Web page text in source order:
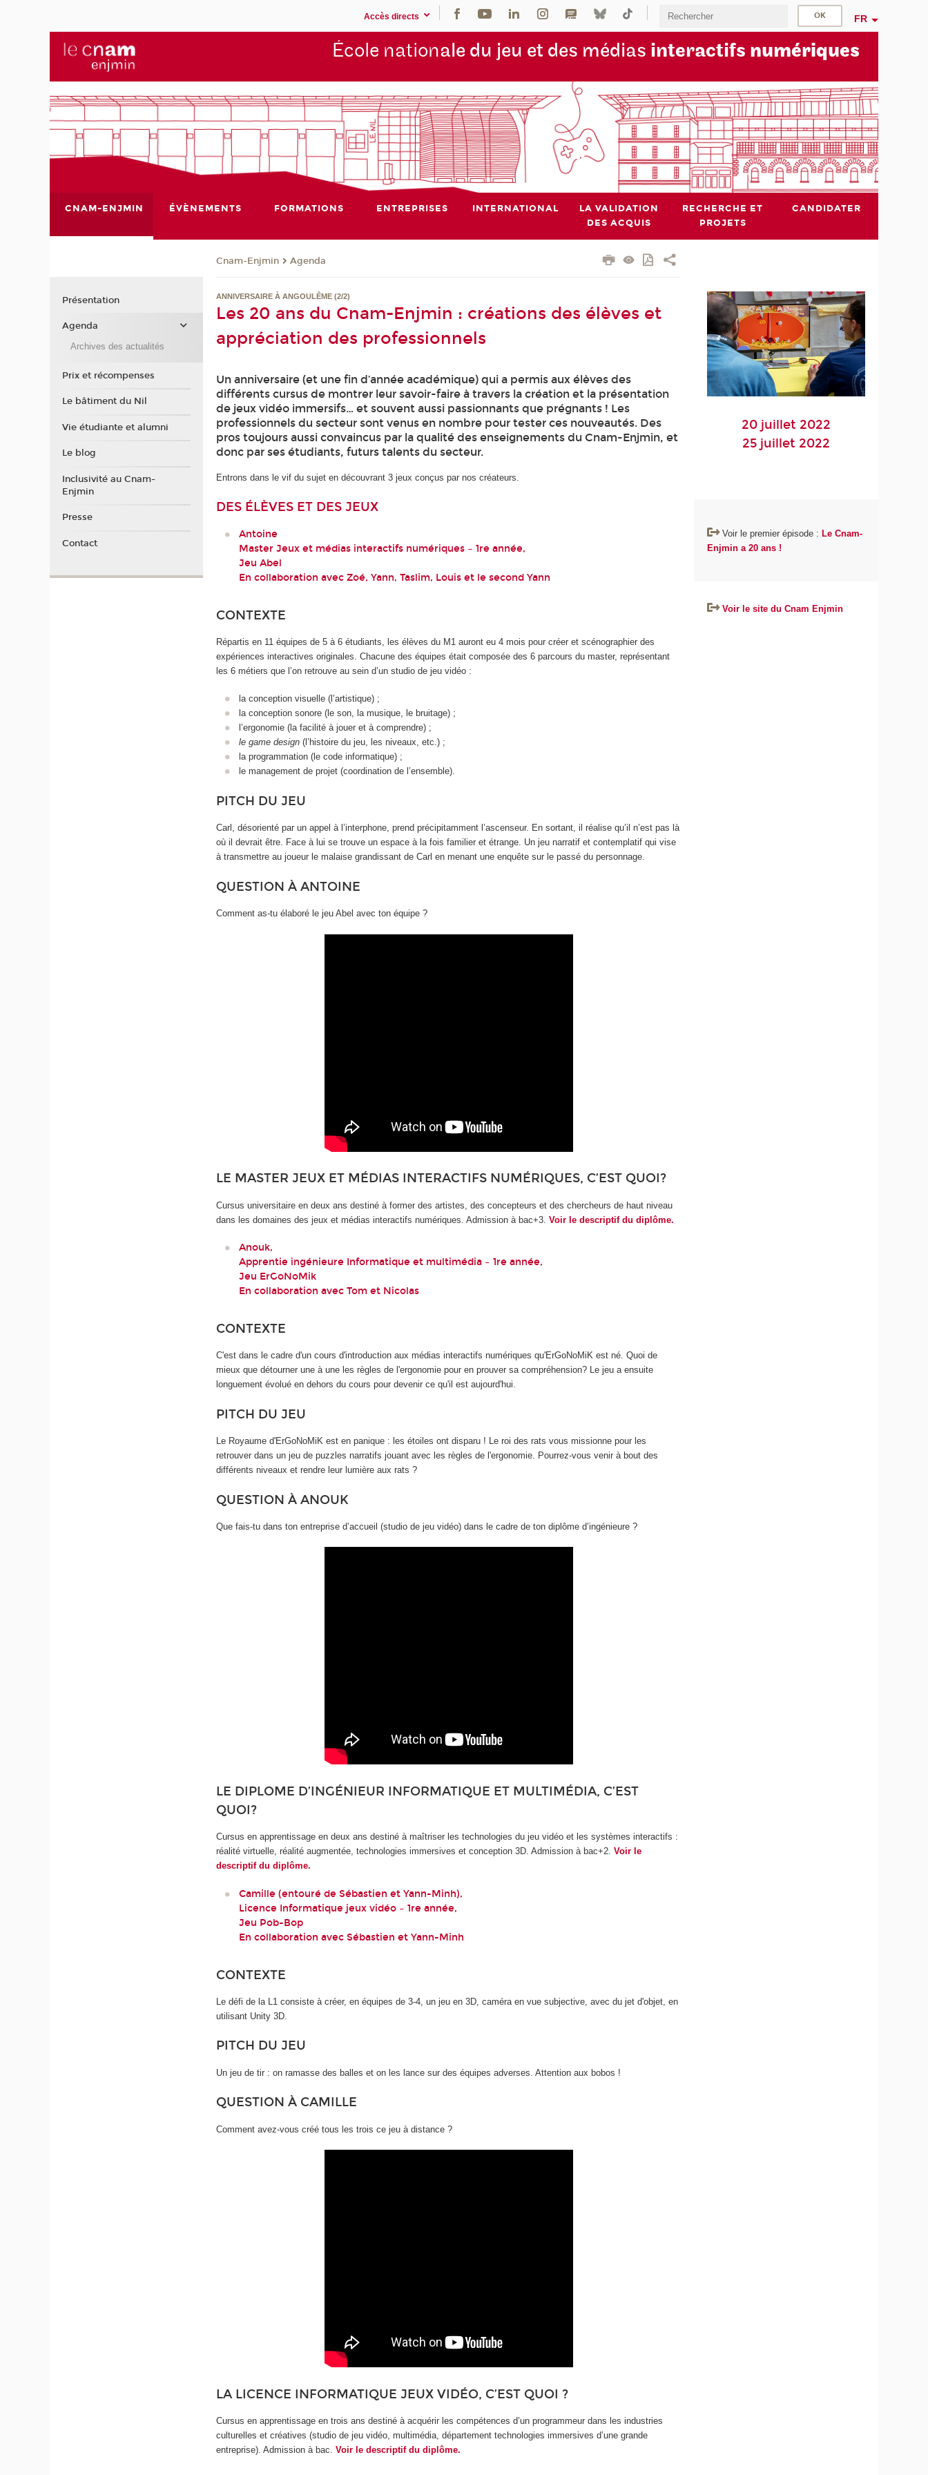
Accès directs FR
École nationale du jeu et des médias interactifs numériques
CNAM-ENJMIN ÉVÈNEMENTS FORMATIONS ENTREPRISES INTERNATIONAL
LA VALIDATION
DES ACQUIS
RECHERCHE ET
PROJETS
CANDIDATER
Cnam-Enjmin Agenda
ANNIVERSAIRE À ANGOULÊME (2/2)
Les 20 ans du Cnam-Enjmin : créations des élèves et
appréciation des professionnels
Un anniversaire (et une fin d’année académique) qui a permis aux élèves des
différents cursus de montrer leur savoir-faire à travers la création et la présentation
de jeux vidéo immersifs… et souvent aussi passionnants que prégnants ! Les
professionnels du secteur sont venus en nombre pour tester ces nouveautés. Des
pros toujours aussi convaincus par la qualité des enseignements du Cnam-Enjmin, et
donc par ses étudiants, futurs talents du secteur.
Entrons dans le vif du sujet en découvrant 3 jeux conçus par nos créateurs.
DES ÉLÈVES ET DES JEUX
Antoine
Master Jeux et médias interactifs numériques – 1re année,
Jeu Abel
En collaboration avec Zoé, Yann, Taslim, Louis et le second Yann
CONTEXTE
Répartis en 11 équipes de 5 à 6 étudiants, les élèves du M1 auront eu 4 mois pour créer et scénographier des
expériences interactives originales. Chacune des équipes était composée des 6 parcours du master, représentant
les 6 métiers que l’on retrouve au sein d’un studio de jeu vidéo :
la conception visuelle (l’artistique) ;
la conception sonore (le son, la musique, le bruitage) ;
l’ergonomie (la facilité à jouer et à comprendre) ;
le game design(l’histoire du jeu, les niveaux, etc.) ;
la programmation (le code informatique) ;
le management de projet (coordination de l’ensemble).
PITCH DU JEU
Carl, désorienté par un appel à l’interphone, prend précipitamment l’ascenseur. En sortant, il réalise qu’il n’est pas là
où il devrait être. Face à lui se trouve un espace à la fois familier et étrange. Un jeu narratif et contemplatif qui vise
à transmettre au joueur le malaise grandissant de Carl en menant une enquête sur le passé du personnage.
QUESTION À ANTOINE
Comment as-tu élaboré le jeu Abel avec ton équipe ?
LE MASTER JEUX ET MÉDIAS INTERACTIFS NUMÉRIQUES, C’EST QUOI?
Cursus universitaire en deux ans destiné à former des artistes, des concepteurs et des chercheurs de haut niveau
dans les domaines des jeux et médias interactifs numériques. Admission à bac+3.Voir le descriptif du diplôme.
Anouk,
Apprentie ingénieure Informatique et multimédia – 1re année,
Jeu ErGoNoMik
En collaboration avec Tom et Nicolas
CONTEXTE
C'est dans le cadre d'un cours d'introduction aux médias interactifs numériques qu'ErGoNoMiK est né. Quoi de
mieux que détourner une à une les règles de l'ergonomie pour en prouver sa compréhension? Le jeu a ensuite
longuement évolué en dehors du cours pour devenir ce qu'il est aujourd'hui.
PITCH DU JEU
Le Royaume d'ErGoNoMiK est en panique : les étoiles ont disparu ! Le roi des rats vous missionne pour les
retrouver dans un jeu de puzzles narratifs jouant avec les règles de l'ergonomie. Pourrez-vous venir à bout des
différents niveaux et rendre leur lumière aux rats ?
QUESTION À ANOUK
Que fais-tu dans ton entreprise d’accueil (studio de jeu vidéo) dans le cadre de ton diplôme d’ingénieure ?
LE DIPLOME D’INGÉNIEUR INFORMATIQUE ET MULTIMÉDIA, C’EST
QUOI?
Cursus en apprentissage en deux ans destiné à maîtriser les technologies du jeu vidéo et les systèmes interactifs :
réalité virtuelle, réalité augmentée, technologies immersives et conception 3D. Admission à bac+2.Voir le
descriptif du diplôme.
Camille (entouré de Sébastien et Yann-Minh),
Licence Informatique jeux vidéo – 1re année,
Jeu Pob-Bop
En collaboration avec Sébastien et Yann-Minh
CONTEXTE
Le défi de la L1 consiste à créer, en équipes de 3-4, un jeu en 3D, caméra en vue subjective, avec du jet d'objet, en
utilisant Unity 3D.
PITCH DU JEU
Un jeu de tir : on ramasse des balles et on les lance sur des équipes adverses. Attention aux bobos !
QUESTION À CAMILLE
Comment avez-vous créé tous les trois ce jeu à distance ?
LA LICENCE INFORMATIQUE JEUX VIDÉO, C’EST QUOI ?
Cursus en apprentissage en trois ans destiné à acquérir les compétences d’un programmeur dans les industries
culturelles et créatives (studio de jeu vidéo, multimédia, département technologies immersives d’une grande
entreprise). Admission à bac.Voir le descriptif du diplôme.
20 juillet 2022
25 juillet 2022
Voir le premier épisode : Le Cnam-
Enjmin a 20 ans !
Voir le site du Cnam Enjmin
Présentation
Agenda
Archives des actualités
Prix et récompenses
Le bâtiment du Nil
Vie étudiante et alumni
Le blog
Inclusivité au Cnam-
Enjmin
Presse
Contact